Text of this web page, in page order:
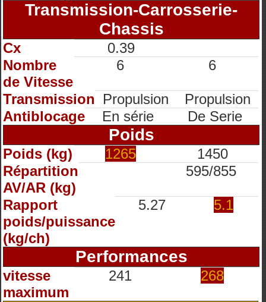
Transmission-Carrosserie-
Chassis
Cx
0.39
Nombre
de Vitesse
6 6
Transmission Propulsion
Propulsion
Antiblocage
En série De Serie
Poids
Poids (kg) 1265
1450
Répartition
AV/AR (kg)
595/855
Rapport
poids/puissance
(kg/ch)
5.27 5.1
Performances
vitesse
maximum
241 268